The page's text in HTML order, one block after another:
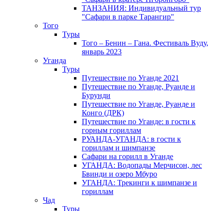
ТАНЗАНИЯ: Индивидуальный тур
"Сафари в парке Тарангир"
Того
Туры
Того – Бенин – Гана. Фестиваль Вуду,
январь 2023
Уганда
Туры
Путешествие по Уганде 2021
Путешествие по Уганде, Руанде и
Бурунди
Путешествие по Уганде, Руанде и
Конго (ДРК)
Путешествие по Уганде: в гости к
горным гориллам
РУАНДА-УГАНДА: в гости к
гориллам и шимпанзе
Сафари на горилл в Уганде
УГАНДА: Водопады Мерчисон, лес
Бвинди и озеро Мбуро
УГАНДА: Трекинги к шимпанзе и
гориллам
Чад
Туры